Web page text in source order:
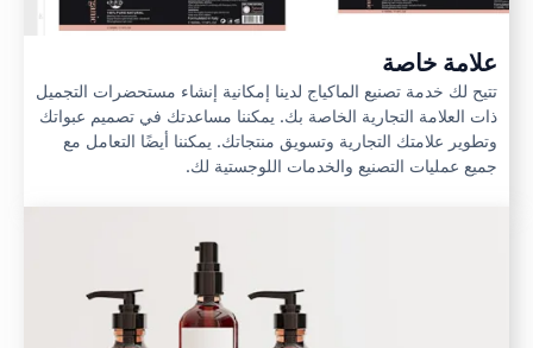
علامة خاصة
تتيح لك خدمة تصنيع الماكياج لدينا إمكانية إنشاء مستحضرات التجميل
ذات العلامة التجارية الخاصة بك. يمكننا مساعدتك في تصميم عبواتك
وتطوير علامتك التجارية وتسويق منتجاتك. يمكننا أيضًا التعامل مع
جميع عمليات التصنيع والخدمات اللوجستية لك.